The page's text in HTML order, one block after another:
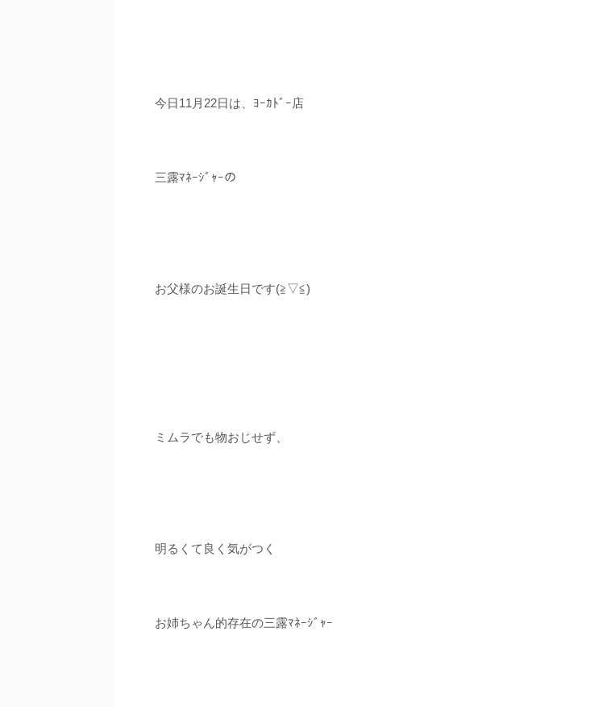
今日11月22日は、ﾖｰｶﾄﾞｰ店
三露ﾏﾈｰｼﾞｬｰの
お父様のお誕生日です(≧▽≦)
ミムラでも物おじせず、
明るくて良く気がつく
お姉ちゃん的存在の三露ﾏﾈｰｼﾞｬｰ